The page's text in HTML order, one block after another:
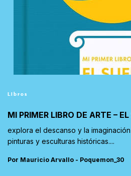
Libros
MI PRIMER LIBRO DE ARTE –
explora el descanso y la
pinturas y esculturas históricas....
Por Mauricio Arvallo - Poquemon_30